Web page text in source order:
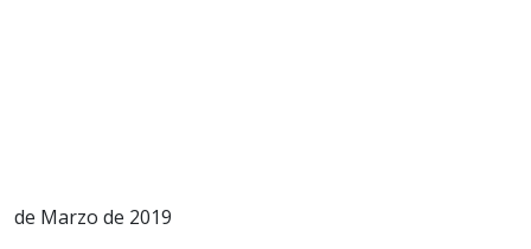
de Marzo de 2019